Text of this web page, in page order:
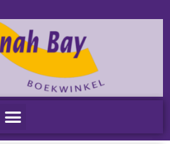
Home
Nieuws
Nieuws